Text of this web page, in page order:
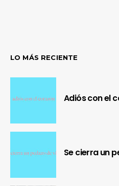
LO MÁS RECIENTE
Adiós con el
Se cierra un